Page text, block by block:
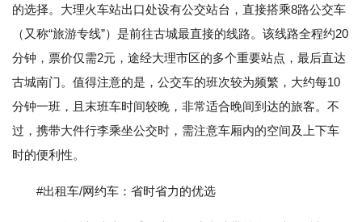
的选择。大理火车站出口处设有公交站台，直接搭乘8路公交车
（又称“旅游专线”）是前往古城最直接的线路。该线路全程约20
分钟，票价仅需2元，途经大理市区的多个重要站点，最后直达
古城南门。值得注意的是，公交车的班次较为频繁，大约每10
分钟一班，且末班车时间较晚，非常适合晚间到达的旅客。不
过，携带大件行李乘坐公交时，需注意车厢内的空间及上下车
时的便利性。
#出租车/网约车：省时省力的优选